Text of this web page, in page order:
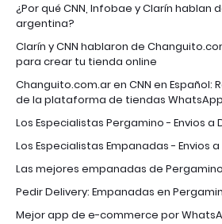
¿Por qué CNN, Infobae y Clarín
argentina?
Clarín y CNN hablaron de
para crear tu tienda online
Changuito.com.ar en CNN en Español:
de la plataforma de tiendas WhatsApp
Los Especialistas Pergamino - Envios a
Los Especialistas Empanadas - Envios
Las mejores empanadas de Pergamino
Pedir Delivery: Empanadas en
Mejor app de e-commerce por